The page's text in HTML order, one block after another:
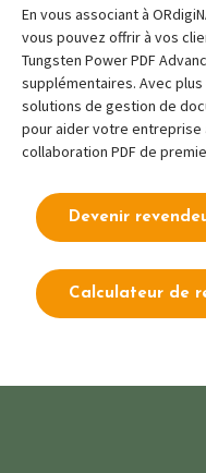
En vous associant à
vous pouvez offrir à vos
Tungsten Power PDF
supplémentaires. Avec
solutions de gestion de
pour aider votre
collaboration PDF de
Devenir
Calculateur de